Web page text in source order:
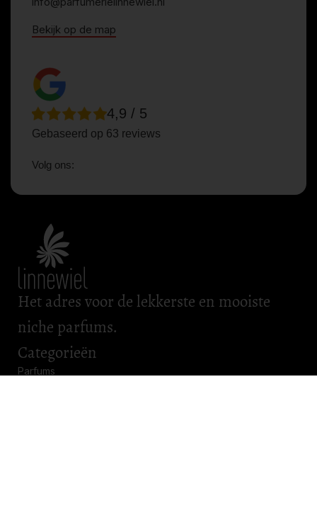
Bekijk op de map
4,9 / 5
Gebaseerd op 63 reviews
Volg ons:
Het adres voor de lekkerste en mooiste
niche parfums.
Categorieën
Parfums